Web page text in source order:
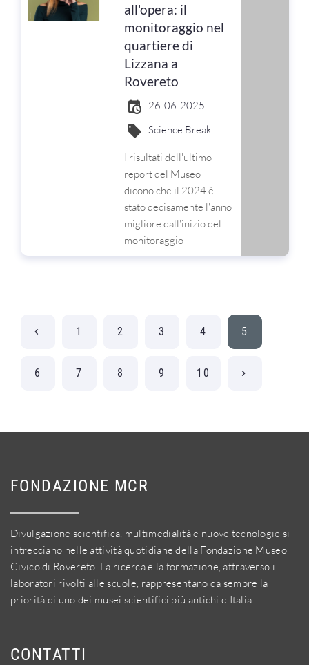
all'opera: il
monitoraggio nel
quartiere di
Lizzana a
Rovereto
26-06-2025
Science Break
I risultati dell'ultimo
report del Museo
dicono che il 2024 è
stato decisamente l'anno
migliore dall'inizio del
monitoraggio
1 2 3 4 5
6 7 8 9 10
FONDAZIONE MCR
Divulgazione scientifica, multimedialità e nuove tecnologie si
intrecciano nelle attività quotidiane della Fondazione Museo
Civico di Rovereto. La ricerca e la formazione, attraverso i
laboratori rivolti alle scuole, rappresentano da sempre la
priorità di uno dei musei scientifici più antichi d'Italia.
CONTATTI